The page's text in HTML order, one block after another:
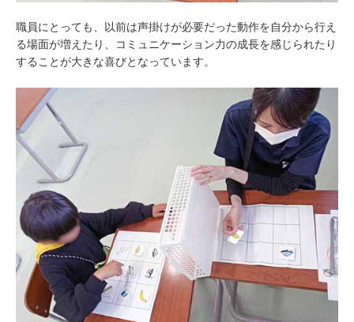
職員にとっても、以前は声掛けが必要だった動作を自分から行え
る場面が増えたり、コミュニケーション力の成長を感じられたり
することが大きな喜びとなっています。